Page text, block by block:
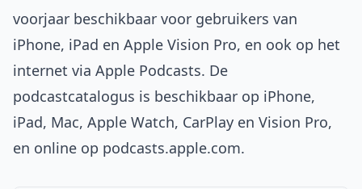
voorjaar beschikbaar voor gebruikers van
iPhone, iPad en Apple Vision Pro, en ook op het
internet via Apple Podcasts. De
podcastcatalogus is beschikbaar op iPhone,
iPad, Mac, Apple Watch, CarPlay en Vision Pro,
en online op podcasts.apple.com.